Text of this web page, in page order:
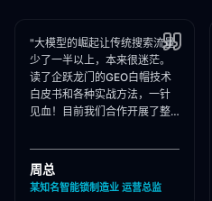
"大模型的崛起让传统搜索流量
少了一半以上，本来很迷茫。
读了企跃龙门的GEO白帽技术
白皮书和各种实战方法，一针
见血！目前我们合作开展了整
建，大模型推荐频次大涨！"
周总
某知名智能锁制造业 运营总监